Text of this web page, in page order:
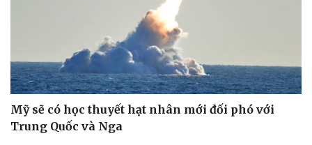
Mỹ sẽ có học thuyết hạt nhân mới đối phó với
Trung Quốc và Nga